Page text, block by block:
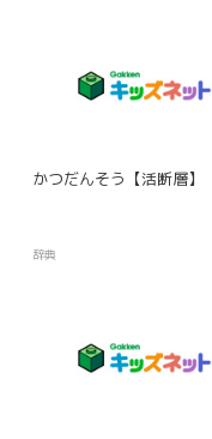
かつだんそう【活断層】
辞典